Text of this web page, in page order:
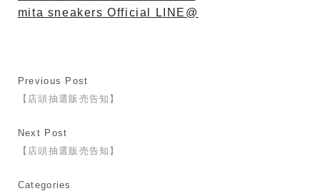
mita sneakers Official LINE@
Previous Post
【店頭抽選販売告知】
Next Post
【店頭抽選販売告知】
Categories